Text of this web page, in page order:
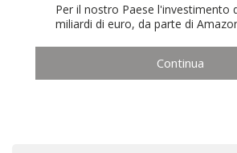
Per il nostro Paese l'investimento
miliardi di euro, da parte di
Continua